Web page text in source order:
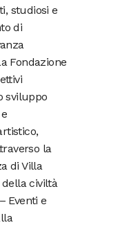
studiosi e
di
Fondazione
sviluppo
la
di Villa
della civiltà
Eventi e